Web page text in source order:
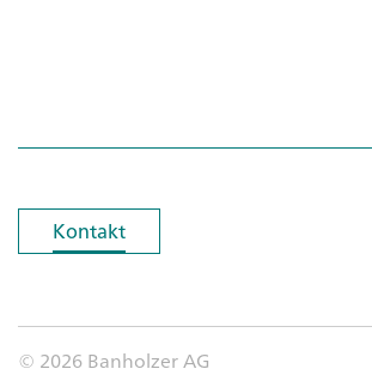
Kontakt
Kontakt
© 2026 Banholzer AG